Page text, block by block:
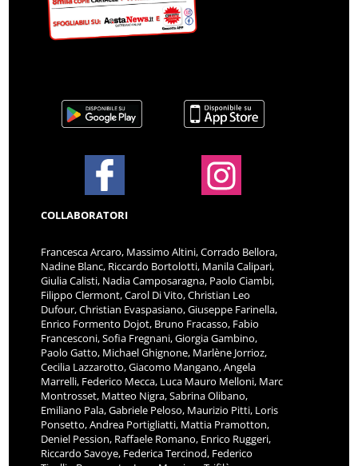
COLLABORATORI
Francesca Arcaro, Massimo Altini, Corrado Bellora,
Nadine Blanc, Riccardo Bortolotti, Manila Calipari,
Giulia Calisti, Nadia Camposaragna, Paolo Ciambi,
Filippo Clermont, Carol Di Vito, Christian Leo
Dufour, Christian Evaspasiano, Giuseppe Farinella,
Enrico Formento Dojot, Bruno Fracasso, Fabio
Francesconi, Sofia Fregnani, Giorgia Gambino,
Paolo Gatto, Michael Ghignone, Marlène Jorrioz,
Cecilia Lazzarotto, Giacomo Mangano, Angela
Marrelli, Federico Mecca, Luca Mauro Melloni, Marc
Montrosset, Matteo Nigra, Sabrina Olibano,
Emiliano Pala, Gabriele Peloso, Maurizio Pitti, Loris
Ponsetto, Andrea Portigliatti, Mattia Pramotton,
Deniel Pession, Raffaele Romano, Enrico Ruggeri,
Riccardo Savoye, Federica Tercinod, Federico